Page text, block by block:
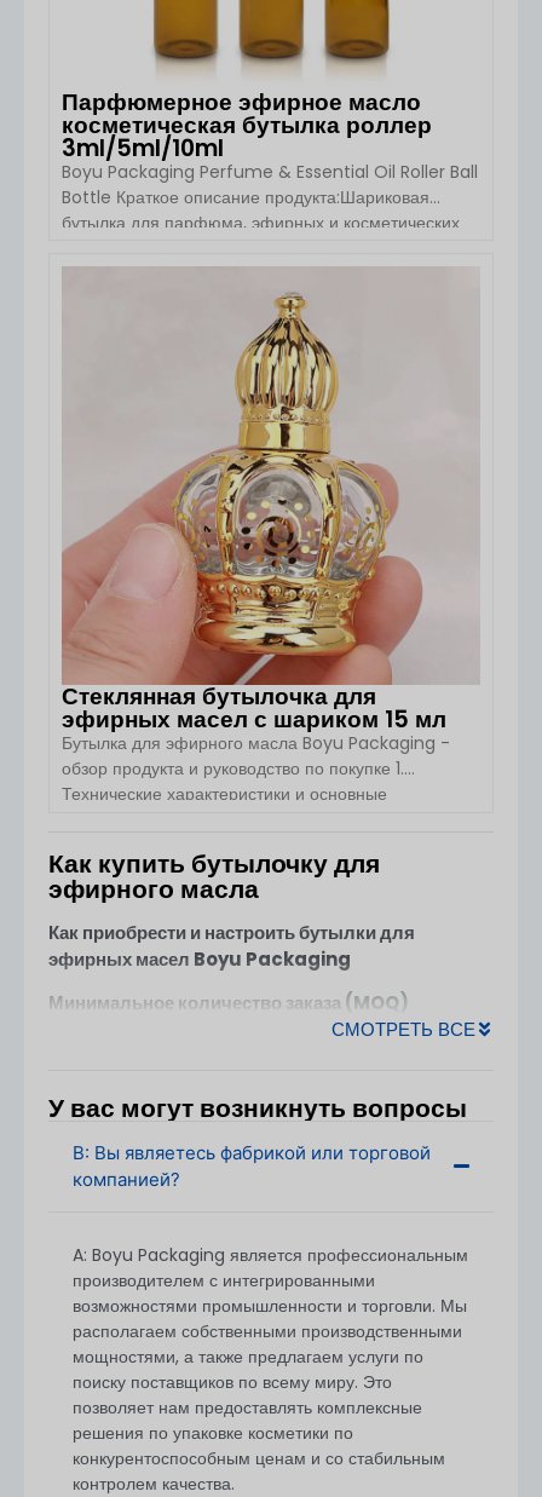
Парфюмерное эфирное масло
косметическая бутылка роллер
3ml/5ml/10ml
Boyu Packaging Perfume & Essential Oil Roller Ball
Bottle Краткое описание продукта:Шариковая
бутылка для парфюма, эфирных и косметических
для упаковки духов, эфирных и косметических
масел. Благодаря элегантному дизайну и
функциональности, эта роликовая бутылка
обеспечивает легкое и контролируемое нанесение
жидких продуктов. Доступны различные размеры
ПОСМОТРЕТЬ ДЕТАЛИ
Стеклянная бутылочка для
эфирных масел с шариком 15 мл
Бутылка для эфирного масла Boyu Packaging -
обзор продукта и руководство по покупке 1.
Технические характеристики и основные
КруглыйЦвет: Золото (пользовательские цвета
доступны)Тип уплотнения: Винтовая
крышкаОбработка поверхности: Трафаретная
печать / Золотое тиснениеМатериал: Основание:
Стеклянный корпус: Стекло Воротник: Стекло
Использование: Духи, эфирные масла, смеси для
ароматерапии, косметические сывороткиЛоготип:
ПОСМОТРЕТЬ ДЕТАЛИ
Как купить бутылочку для
эфирного масла
Как приобрести и настроить бутылки для
эфирных масел Boyu Packaging
Минимальное количество заказа (MOQ)
Небольшие заказы могут быть рассмотрены в
зависимости от сложности дизайна. Пожалуйста,
свяжитесь с нами, чтобы обсудить варианты.
СМОТРЕТЬ ВСЕ
У вас могут возникнуть вопросы
В: Вы являетесь фабрикой или торговой
компанией?
A: Boyu Packaging является профессиональным
производителем с интегрированными
возможностями промышленности и торговли. Мы
располагаем собственными производственными
мощностями, а также предлагаем услуги по
поиску поставщиков по всему миру. Это
позволяет нам предоставлять комплексные
решения по упаковке косметики по
конкурентоспособным ценам и со стабильным
контролем качества.